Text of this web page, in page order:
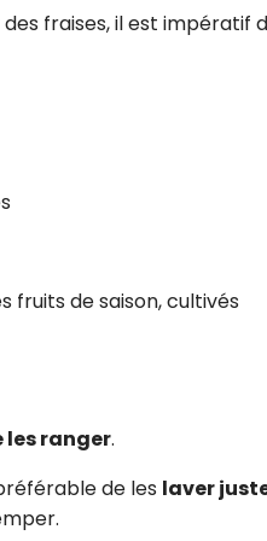
fraises, il est impératif
fruits de saison, cultivés
les ranger.
de les laver